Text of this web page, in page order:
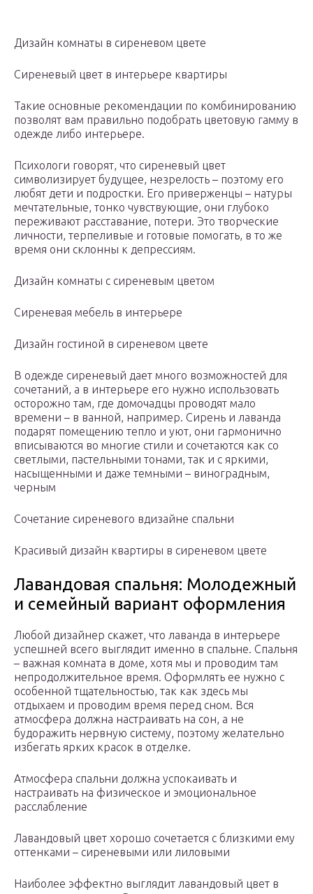
Дизайн комнаты в сиреневом цвете
Сиреневый цвет в интерьере квартиры
Такие основные рекомендации по комбинированию
позволят вам правильно подобрать цветовую гамму в
одежде либо интерьере.
Психологи говорят, что сиреневый цвет
символизирует будущее, незрелость – поэтому его
любят дети и подростки. Его приверженцы – натуры
мечтательные, тонко чувствующие, они глубоко
переживают расставание, потери. Это творческие
личности, терпеливые и готовые помогать, в то же
время они склонны к депрессиям.
Дизайн комнаты с сиреневым цветом
Сиреневая мебель в интерьере
Дизайн гостиной в сиреневом цвете
В одежде сиреневый дает много возможностей для
сочетаний, а в интерьере его нужно использовать
осторожно там, где домочадцы проводят мало
времени – в ванной, например. Сирень и лаванда
подарят помещению тепло и уют, они гармонично
вписываются во многие стили и сочетаются как со
светлыми, пастельными тонами, так и с яркими,
насыщенными и даже темными – виноградным,
черным
Сочетание сиреневого вдизайне спальни
Красивый дизайн квартиры в сиреневом цвете
Лавандовая спальня: Молодежный
и семейный вариант оформления
Любой дизайнер скажет, что лаванда в интерьере
успешней всего выглядит именно в спальне. Спальня
– важная комната в доме, хотя мы и проводим там
непродолжительное время. Оформлять ее нужно с
особенной тщательностью, так как здесь мы
отдыхаем и проводим время перед сном. Вся
атмосфера должна настраивать на сон, а не
будоражить нервную систему, поэтому желательно
избегать ярких красок в отделке.
Атмосфера спальни должна успокаивать и
настраивать на физическое и эмоциональное
расслабление
Лавандовый цвет хорошо сочетается с близкими ему
оттенками – сиреневыми или лиловыми
Наиболее эффектно выглядит лавандовый цвет в